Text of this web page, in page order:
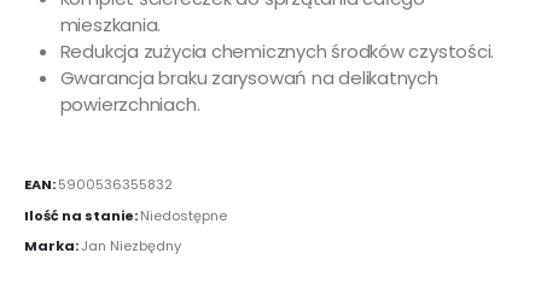
mieszkania.
Redukcja zużycia chemicznych środków czystości.
Gwarancja braku zarysowań na delikatnych
powierzchniach.
EAN:5900536355832
Ilość na stanie:Niedostępne
Marka:Jan Niezbędny